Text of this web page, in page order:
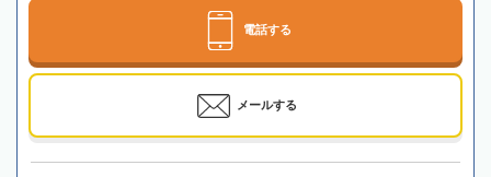
電話する
メールする